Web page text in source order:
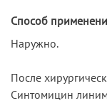
Способ
Наружно.
После
Синтомицин